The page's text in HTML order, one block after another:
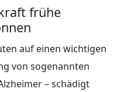
frühe
auf einen wichtigen
von sogenannten
– schädigt